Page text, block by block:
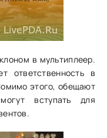
в мультиплеер.
ответственность в
этого, обещают
вступать для